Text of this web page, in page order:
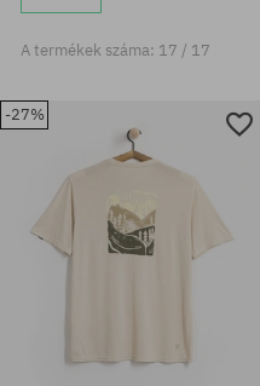
A termékek száma: 17 / 17
-27%